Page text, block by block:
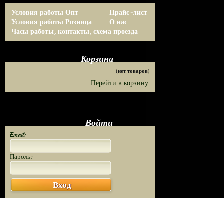
Условия работы Опт
Условия работы Розница
Прайс-лист
О нас
Часы работы, контакты, схема проезда
Корзина
(нет товаров)
Перейти в корзину
Войти
Email:
Пароль:
Вход